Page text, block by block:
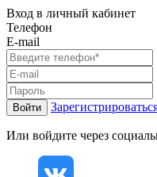
Вход в личный кабинет
Телефон
E-mail
Войти
Или войдите через